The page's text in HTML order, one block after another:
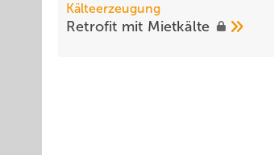
Kälteerzeugung
Retrofit mit Mietkälte